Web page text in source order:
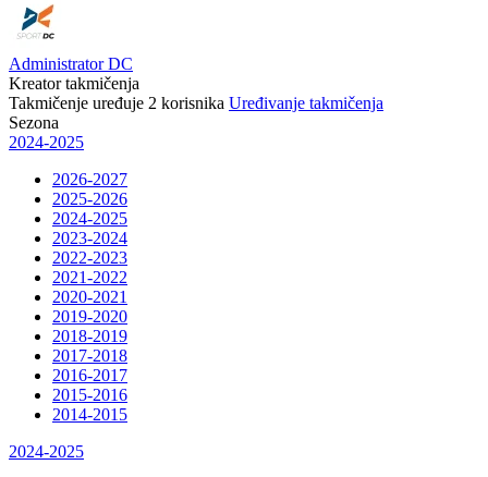
Administrator DC
Kreator takmičenja
Takmičenje uređuje 2 korisnika Uređivanje takmičenja
Sezona
2024-2025
2026-2027
2025-2026
2024-2025
2023-2024
2022-2023
2021-2022
2020-2021
2019-2020
2018-2019
2017-2018
2016-2017
2015-2016
2014-2015
2024-2025